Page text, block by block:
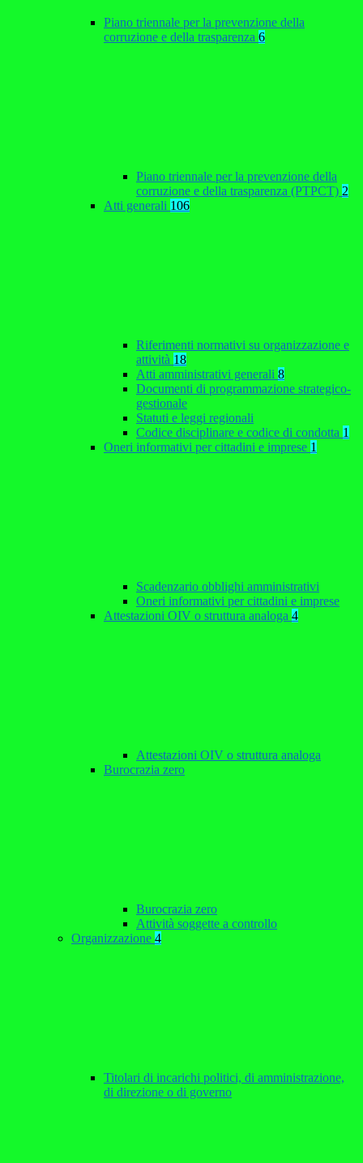
Piano triennale per la prevenzione della
corruzione e della trasparenza 6
Piano triennale per la prevenzione della
corruzione e della trasparenza (PTPCT) 2
Atti generali 106
Riferimenti normativi su organizzazione e
attività 18
Atti amministrativi generali 8
Documenti di programmazione strategico-
gestionale
Statuti e leggi regionali
Codice disciplinare e codice di condotta 1
Oneri informativi per cittadini e imprese 1
Scadenzario obblighi amministrativi
Oneri informativi per cittadini e imprese
Attestazioni OIV o struttura analoga 4
Attestazioni OIV o struttura analoga
Burocrazia zero
Burocrazia zero
Attività soggette a controllo
Organizzazione 4
Titolari di incarichi politici, di amministrazione,
di direzione o di governo